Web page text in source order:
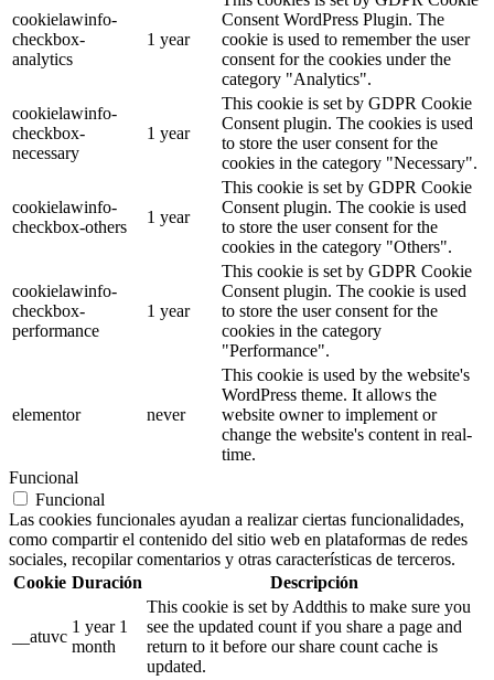
cookielawinfo-
checkbox-
analytics
1 year
Consent WordPress Plugin. The
cookie is used to remember the user
consent for the cookies under the
category "Analytics".
cookielawinfo-
checkbox-
necessary
1 year
This cookie is set by GDPR Cookie
Consent plugin. The cookies is used
to store the user consent for the
cookies in the category "Necessary".
cookielawinfo-
checkbox-others
1 year
This cookie is set by GDPR Cookie
Consent plugin. The cookie is used
to store the user consent for the
cookies in the category "Others".
cookielawinfo-
checkbox-
performance
1 year
This cookie is set by GDPR Cookie
Consent plugin. The cookie is used
to store the user consent for the
cookies in the category
"Performance".
elementor never
This cookie is used by the website's
WordPress theme. It allows the
website owner to implement or
change the website's content in real-
time.
Funcional
Funcional
Las cookies funcionales ayudan a realizar ciertas funcionalidades,
como compartir el contenido del sitio web en plataformas de redes
sociales, recopilar comentarios y otras características de terceros.
Cookie Duración Descripción
__atuvc
1 year 1
month
This cookie is set by Addthis to make sure you
see the updated count if you share a page and
return to it before our share count cache is
updated.